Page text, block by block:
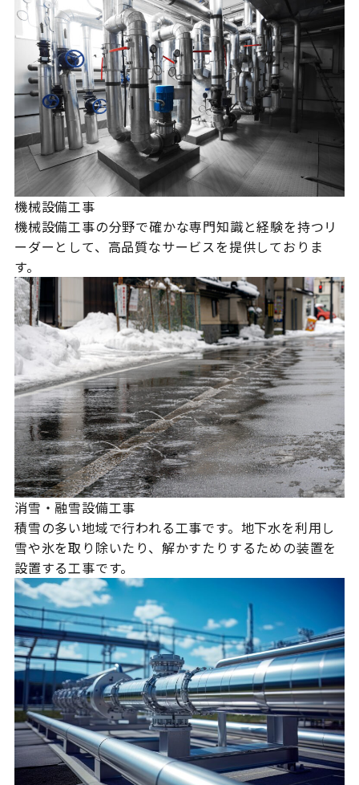
機械設備工事
機械設備工事の分野で確かな専門知識と経験を持つリ
ーダーとして、高品質なサービスを提供しておりま
す。
消雪・融雪設備工事
積雪の多い地域で行われる工事です。地下水を利用し
雪や氷を取り除いたり、解かすたりするための装置を
設置する工事です。